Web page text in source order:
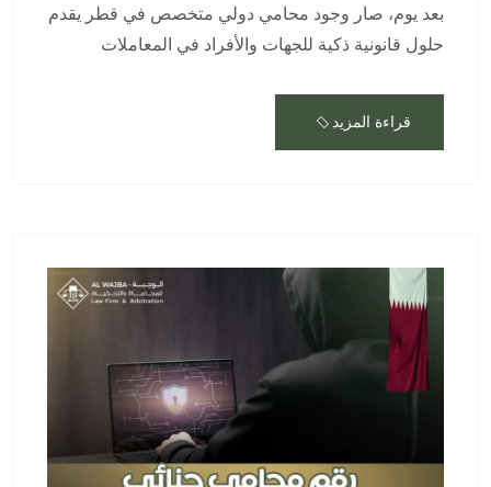
بعد يوم، صار وجود محامي دولي متخصص في قطر يقدم
حلول قانونية ذكية للجهات والأفراد في المعاملات
قراءة المزيد